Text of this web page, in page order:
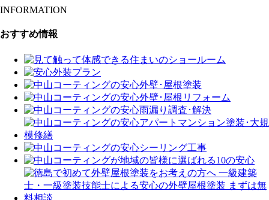
INFORMATION
おすすめ情報